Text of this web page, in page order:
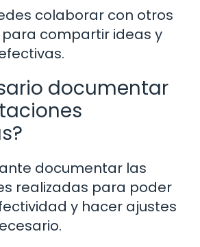
colaborar con otros
compartir ideas y
documentar
documentar las
realizadas para poder
y hacer ajustes